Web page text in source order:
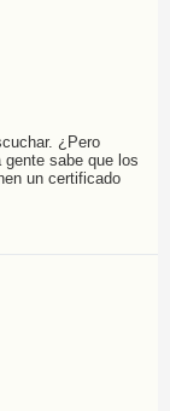
¿Pero
gente sabe que los
un certificado